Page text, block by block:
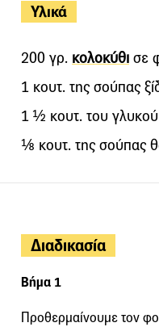
Υλικά
200 γρ. κολοκύθι σε
1 κουτ. της σούπας
1 ½ κουτ. του
⅛ κουτ. της σούπας
Διαδικασία
Βήμα 1
Προθερμαίνουμε τον